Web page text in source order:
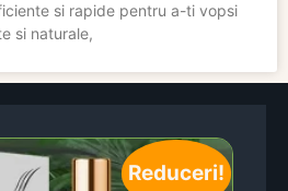
si rapide pentru a-ti vopsi
si naturale,
Reduceri!